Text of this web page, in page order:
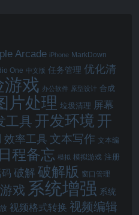
Arcade iPhone MarkDown
One 中文版 任务管理 优化清
游戏 办公软件 原型设计 合成
片处理 垃圾清理 屏幕
工具 开发环境 开
效率工具 文本写作 文本编
日程备忘 模拟 模拟游戏 注册
破解 破解版 窗口管理
戏 系统增强 系统
视频格式转换 视频编辑